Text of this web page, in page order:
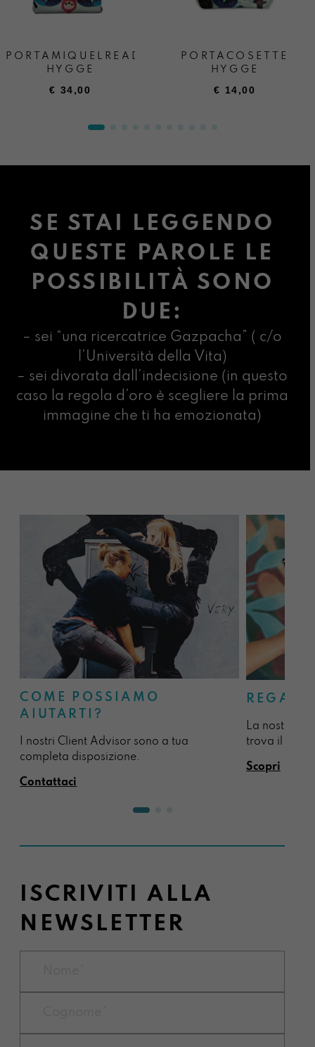
PORTAMIQUELREADER
HYGGE
€ 34,00
PORTACOSETTE
HYGGE
€ 14,00
SE STAI LEGGENDO
QUESTE PAROLE LE
POSSIBILITÀ SONO
DUE:
– sei “una ricercatrice Gazpacha” ( c/o
l’Università della Vita)
– sei divorata dall’indecisione (in questo
caso la regola d’oro è scegliere la prima
immagine che ti ha emozionata)
COME POSSIAMO
AIUTARTI?
I nostri Client Advisor sono a tua
completa disposizione.
Contattaci
La nostra
trova il
Scopri
ISCRIVITI ALLA
NEWSLETTER